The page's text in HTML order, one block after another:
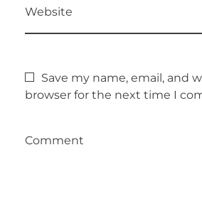
Website
Save my name, email, and
browser for the next time I
Comment